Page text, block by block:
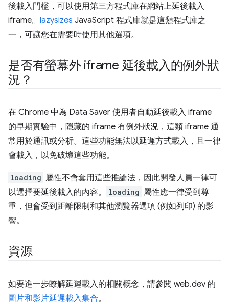
後載入門檻，可以使用第三方程式庫在網站上延後載入
iframe。 lazysizes JavaScript 程式庫就是這類程式庫之
一，可讓您在需要時使用其他選項。
是否有螢幕外 iframe 延後載入的例外狀
況？
在 Chrome 中為 Data Saver 使用者自動延後載入 iframe
的早期實驗中，隱藏的 iframe 有例外狀況，這類 iframe 通
常用於通訊或分析。這些功能無法以延遲方式載入，且一律
會載入，以免破壞這些功能。
loading 屬性不會套用這些推論法，因此開發人員一律可
以選擇要延後載入的內容。
loading 屬性應一律受到尊
重，但會受到距離限制和其他瀏覽器選項 (例如列印) 的影
響。
資源
如要進一步瞭解延遲載入的相關概念，請參閱 web.dev 的
圖片和影片延遲載入集合。